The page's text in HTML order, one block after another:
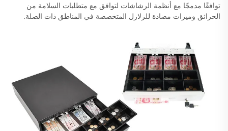
توافقًا مدمجًا مع أنظمة الرشاشات لتوافق مع متطلبات السلامة من
الحرائق وميزات مضادة للزلازل المتخصصة في المناطق ذات الصلة.